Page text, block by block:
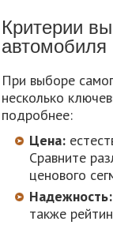
Критерии
автомобиля
При выборе
несколько
подробнее:
Цена:
Сравните
ценового
Надежность:
также